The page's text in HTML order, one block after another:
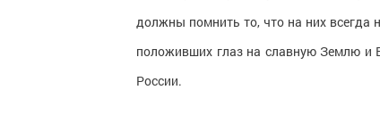
должны помнить то, что на них всегда
положивших глаз на славную Землю и
России.